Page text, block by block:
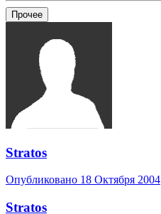
Прочее
Stratos
Опубликовано 18 Октября 2004
Stratos